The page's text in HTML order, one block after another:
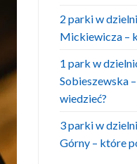
2 parki w
Mickiewicza –
1 park w
Sobieszewska
wiedzieć?
3 parki w
Górny – które